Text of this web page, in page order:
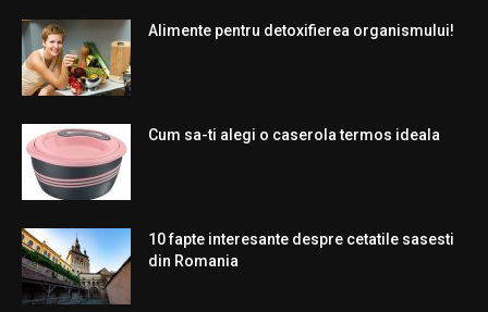
Alimente pentru detoxifierea organismului!
Cum sa-ti alegi o caserola termos ideala
10 fapte interesante despre cetatile sasesti
din Romania